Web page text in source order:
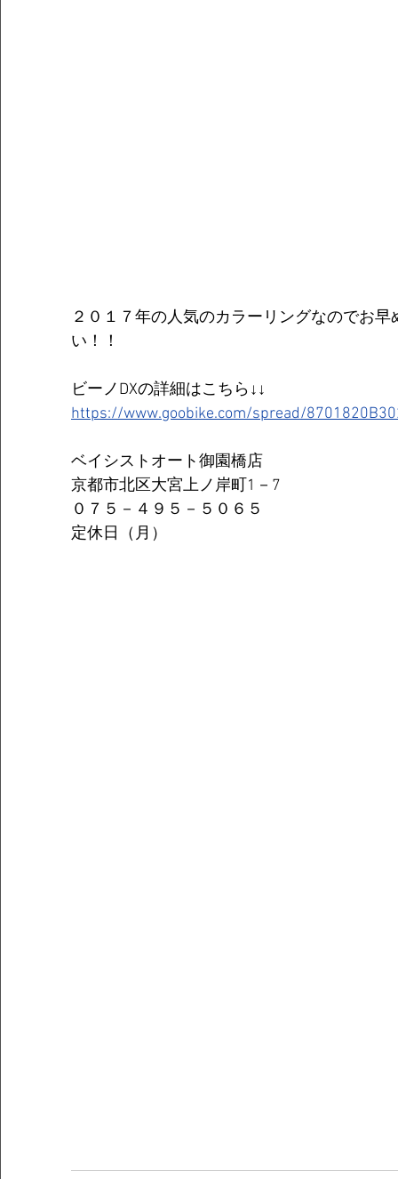
２０１７年の人気のカラーリングなのでお
い！！
ビーノDXの詳細はこちら↓↓
https://www.goobike.com/spread/
ベイシストオート御園橋店
京都市北区大宮上ノ岸町1－7
０７５－４９５－５０６５
定休日（月）